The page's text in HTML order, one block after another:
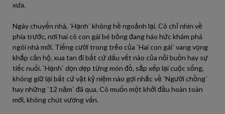
xưa.
Ngày chuyển nhà, `Hạnh` không hề ngoảnh lại. Cô chỉ nhìn về
phía trước, nơi hai cô con gái bé bỏng đang háo hức khám phá
ngôi nhà mới. Tiếng cười trong trẻo của `Hai con gái` vang vọng
khắp căn hộ, xua tan đi bất cứ dấu vết nào của nỗi buồn hay sự
tiếc nuối. `Hạnh` dọn dẹp từng món đồ, sắp xếp lại cuộc sống,
không giữ lại bất cứ vật kỷ niệm nào gợi nhắc về `Người chồng`
hay những `12 năm` đã qua. Cô muốn một khởi đầu hoàn toàn
mới, không chút vương vấn.